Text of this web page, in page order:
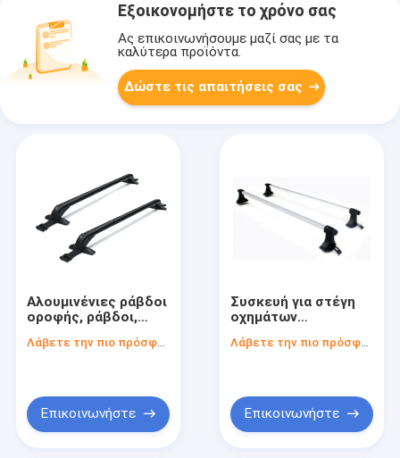
Εξοικονομήστε το χρόνο σας
Ας επικοινωνήσουμε μαζί σας με τα
καλύτερα προϊόντα.
Δώστε τις απαιτήσεις σας
Αλουμινένιες ράβδοι
οροφής, ράβδοι,
τα αυτοκίνητα.
Λάβετε την πιο πρόσφατη τιμή
Επικοινωνήστε
Συσκευή για στέγη
οχημάτων
Αλουμίνιο
για στέγη
αυτοκινήτων
Λάβετε την πιο πρόσφατη τιμή
Επικοινωνήστε